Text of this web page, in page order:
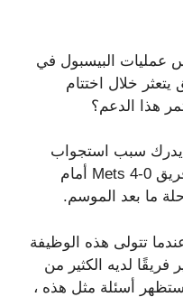
عمليات البيسبول في
خلال اختتام
هذا الدعم؟
يدرك سبب استجواب
وضعه الوظيفي ، بعد أن خسر فريق Mets 4-0 أمام
ما بعد الموسم.
تتولى هذه الوظيفة
فريقًا لديه الكثير من
ستظهر أسئلة مثل هذه ،